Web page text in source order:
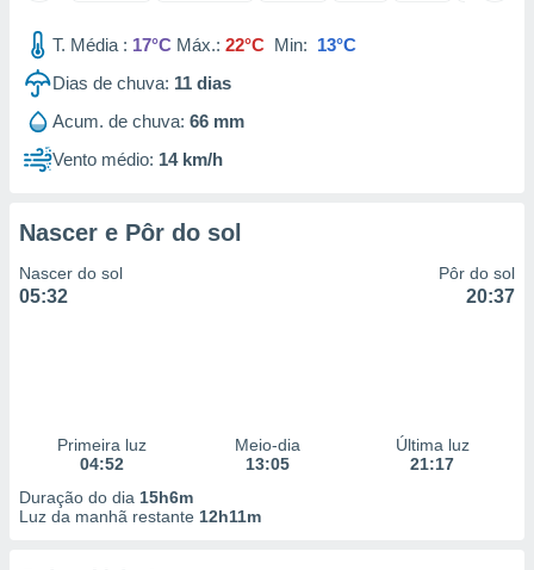
utilizar
criar
medir
da
medir o
fontes,
e melhorar
dados
T. Média : 17°C Máx.: 22°C Min: 13°C
Dias de chuva: 11 dias
Acum. de chuva: 66 mm
Vento médio: 14 km/h
Nascer e Pôr do sol
Nascer do sol
05:32
Pôr do sol
20:37
Primeira luz
04:52
Meio-dia
13:05
Última luz
21:17
Duração do dia 15h6m
Luz da manhã restante 12h11m